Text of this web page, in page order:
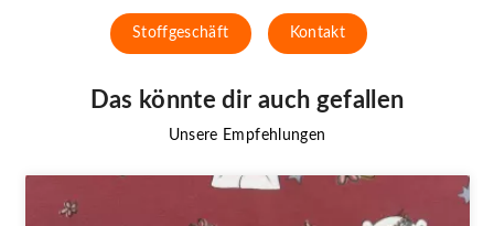
Stoffgeschäft Kontakt
Das könnte dir auch gefallen
Unsere Empfehlungen